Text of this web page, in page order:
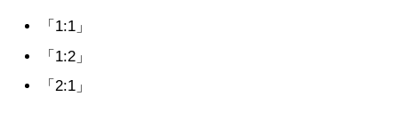
「1:1」
「1:2」
「2:1」